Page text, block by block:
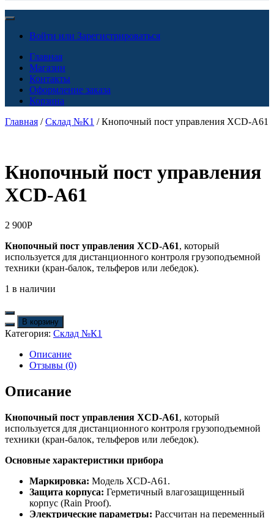
Войти или Зарегистрироваться
Главная
Магазин
Контакты
Оформление заказа
Корзина
Главная /Склад №К1 / Кнопочный пост управления XCD-A61
Кнопочный пост управления
XCD-A61
2 900Р
Кнопочный пост управления XCD-A61, который
используется для дистанционного контроля грузоподъемной
техники (кран-балок, тельферов или лебедок).
1 в наличии
В корзину
Категория: Склад №К1
Описание
Отзывы (0)
Описание
Кнопочный пост управления XCD-A61, который
используется для дистанционного контроля грузоподъемной
техники (кран-балок, тельферов или лебедок).
Основные характеристики прибора
Маркировка: Модель XCD-A61.
Защита корпуса: Герметичный влагозащищенный
корпус (Rain Proof).
Электрические параметры: Рассчитан на переменный